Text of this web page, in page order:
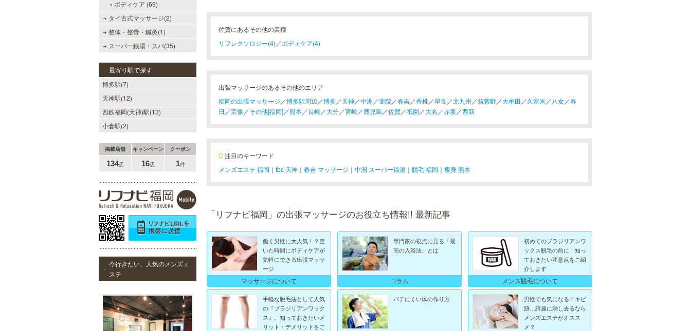
ボディケア (69)
タイ古式マッサージ(2)
整体・整骨・鍼灸(1)
スーパー銭湯・スパ(35)
最寄り駅で探す
博多駅(7)
天神駅(12)
西鉄福岡(天神)駅(13)
小倉駅(2)
掲載店舗 キャンペーン クーポン
134店 16店 1件
今行きたい、人気のメンズエ
ステ
るクリニックになりました。
MEN’S TBC 天神店
メンズTBCは脱毛だけではなく、フ
ェイシャルや引き締めコース等、豊
富なメニューを取り揃え、男性の健
の方にも安心の、お得な体験コース
も多数ご用意しております。
万葉の湯 博多
便利なのにくつろげる上質な温泉が
代表する名湯、大分・由布院と佐
賀・武雄から毎日運び込む最上質の
温泉を、高級旅館のような空間で、
手軽にお楽しみいただけます。
ラ・パルレは独自の研究と実績をベ
ースに誕生。ダイエットや脱毛だけ
グエステ等外側からも内側からも美
しくなるメニューを豊富に取り揃え
ております。お得な体験コースも必
見です。
佐賀にあるその他の業種
リフレクソロジー(4) ／ボディケア(4)
出張マッサージのあるその他のエリア
福岡の出張マッサージ ／博多駅周辺 ／博多 ／天神／中洲 ／薬院／春吉／香椎／早良 ／北九州 ／筑紫野／大牟田 ／久留米／ 八女／春
日 ／宗像 ／その他[福岡]／熊本／長崎／大分／宮崎／ 鹿児島 ／佐賀／祇園 ／大名 ／赤坂 ／西新
注目のキーワード
メンズエステ 福岡 ｜ tbc 天神 ｜ 春吉 マッサージ ｜ 中洲 スーパー銭湯 ｜ 脱毛 福岡 ｜ 痩身 熊本
「リフナビ福岡」の出張マッサージのお役立ち情報!! 最新記事
働く男性に大人気！？空
いた時間にボディケアが
気軽にできる出張マッサ
ージ
マッサージについて
専門家の視点に見る「最
高の入浴法」とは
コラム
初めてのブラジリアンワ
ックス脱毛の前に！知っ
ておきたい注意点をご紹
介します
メンズ脱毛について
手軽な脱毛法として人気
の『ブラジリアンワック
ス』。知っておきたいメ
リット・デメリットをご
バテにくい体の作り方
男性でも気になるニキビ
跡…綺麗に消し去るなら
メンズエステがオスス
メ？